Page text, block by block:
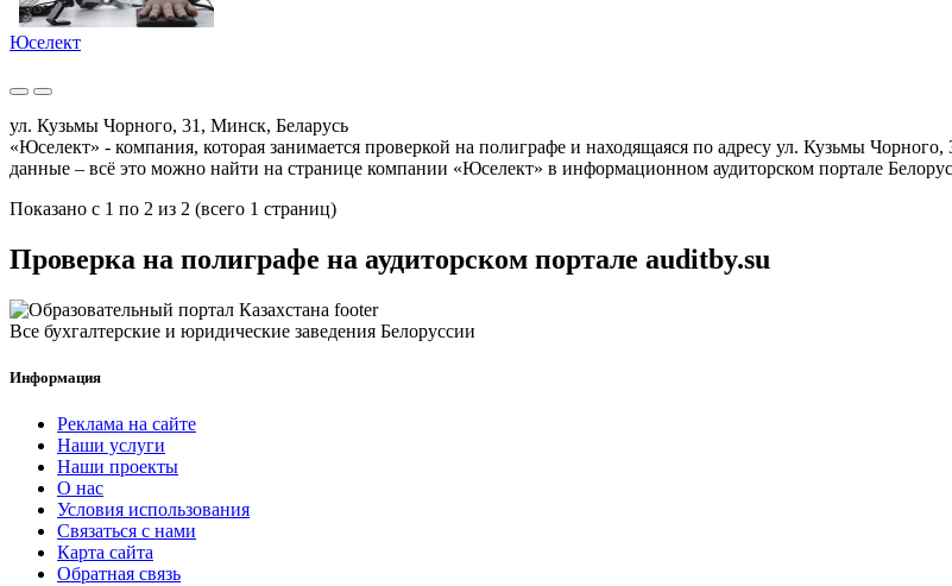
Юселект
ул. Кузьмы Чорного, 31, Минск, Беларусь
«Юселект» - компания, которая занимается проверкой на полиграфе и находящаяся по адресу ул. Кузьмы
данные – всё это можно найти на странице компании «Юселект» в информационном аудиторском портале
Показано с 1 по 2 из 2 (всего 1 страниц)
Проверка на полиграфе на аудиторском портале auditby.su
Все бухгалтерские и юридические заведения Белоруссии
Информация
Реклама на сайте
Наши услуги
Наши проекты
О нас
Условия использования
Связаться с нами
Карта сайта
Обратная связь